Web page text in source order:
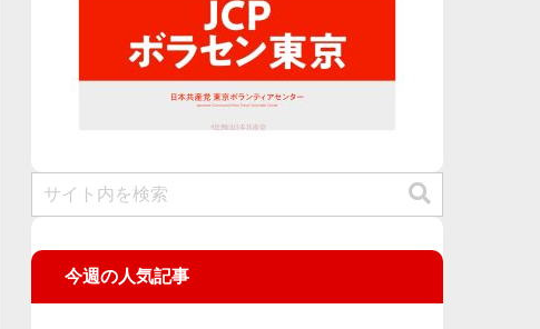
今週の人気記事